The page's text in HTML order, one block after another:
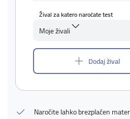
Žival za katero naročate test
Moje živali
Dodaj žival
Naročite lahko brezplačen